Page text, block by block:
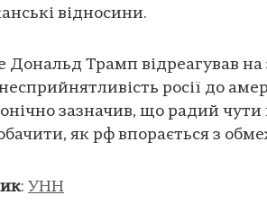
відносини.
Дональд Трамп відреагував
росії до
зазначив, що радий чути
як рф впорається з
: УНН